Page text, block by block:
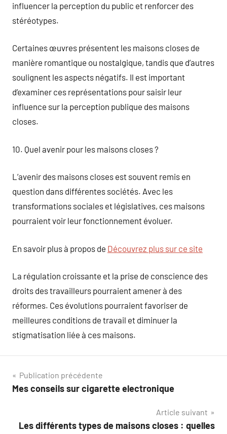
influencer la perception du public et renforcer des
stéréotypes.
Certaines œuvres présentent les maisons closes de
manière romantique ou nostalgique, tandis que d’autres
soulignent les aspects négatifs. Il est important
d’examiner ces représentations pour saisir leur
influence sur la perception publique des maisons
closes.
10. Quel avenir pour les maisons closes ?
L’avenir des maisons closes est souvent remis en
question dans différentes sociétés. Avec les
transformations sociales et législatives, ces maisons
pourraient voir leur fonctionnement évoluer.
En savoir plus à propos de Découvrez plus sur ce site
La régulation croissante et la prise de conscience des
droits des travailleurs pourraient amener à des
réformes. Ces évolutions pourraient favoriser de
meilleures conditions de travail et diminuer la
stigmatisation liée à ces maisons.
Navigation
de
Publication précédente
Mes conseils sur cigarette electronique
Article suivant
Les différents types de maisons closes : quelles